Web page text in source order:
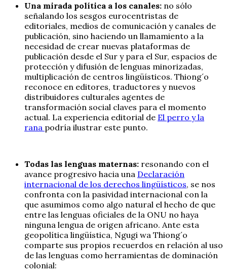
Una mirada política a los canales: no sólo
señalando los sesgos eurocentristas de
editoriales, medios de comunicación y canales de
publicación, sino haciendo un llamamiento a la
necesidad de crear nuevas plataformas de
publicación desde el Sur y para el Sur, espacios de
protección y difusión de lenguas minorizadas,
multiplicación de centros lingüísticos. Thiong´o
reconoce en editores, traductores y nuevos
distribuidores culturales agentes de
transformación social claves para el momento
actual. La experiencia editorial de El perro y la
rana podría ilustrar este punto.
Todas las lenguas maternas: resonando con el
avance progresivo hacia una Declaración
internacional de los derechos lingüísticos, se nos
confronta con la pasividad internacional con la
que asumimos como algo natural el hecho de que
entre las lenguas oficiales de la ONU no haya
ninguna lengua de origen africano. Ante esta
geopolítica lingüística, Ngugi wa Thiong´o
comparte sus propios recuerdos en relación al uso
de las lenguas como herramientas de dominación
colonial: